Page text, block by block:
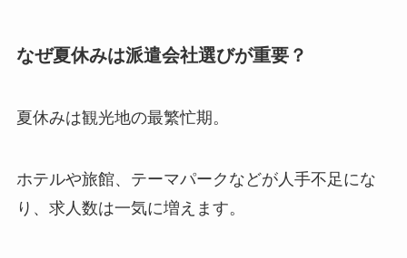
なぜ夏休みは派遣会社選びが重要？
夏休みは観光地の最繁忙期。
ホテルや旅館、テーマパークなどが人手不足にな
り、求人数は一気に増えます。